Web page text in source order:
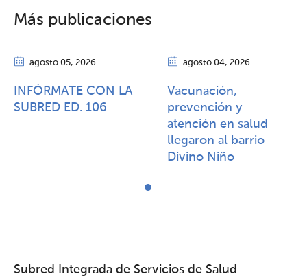
Más publicaciones
agosto 05, 2026
INFÓRMATE CON LA
SUBRED ED. 106
agosto 04, 2026
Vacunación,
prevención y
atención en salud
llegaron al barrio
Divino Niño
Subred Integrada de Servicios de Salud